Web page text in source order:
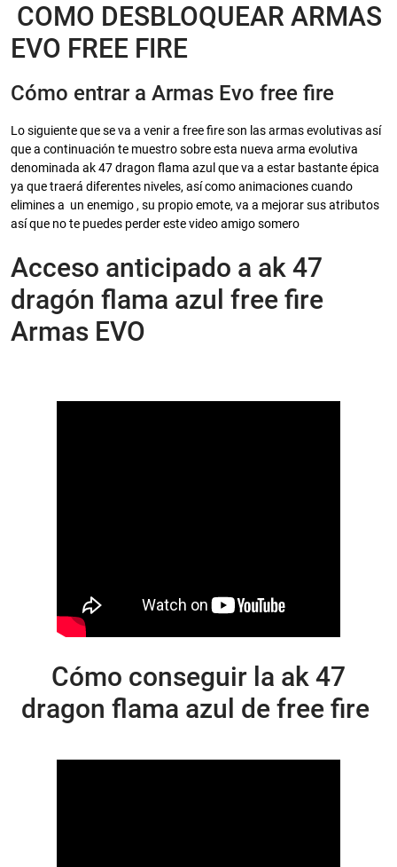
COMO DESBLOQUEAR ARMAS
EVO FREE FIRE
Cómo entrar a Armas Evo free fire
Lo siguiente que se va a venir a free fire son las armas evolutivas así
que a continuación te muestro sobre esta nueva arma evolutiva
denominada ak 47 dragon flama azul que va a estar bastante épica
ya que traerá diferentes niveles, así como animaciones cuando
elimines a un enemigo , su propio emote, va a mejorar sus atributos
así que no te puedes perder este video amigo somero
Acceso anticipado a ak 47
dragón flama azul free fire
Armas EVO
Cómo conseguir la ak 47
dragon flama azul de free fire